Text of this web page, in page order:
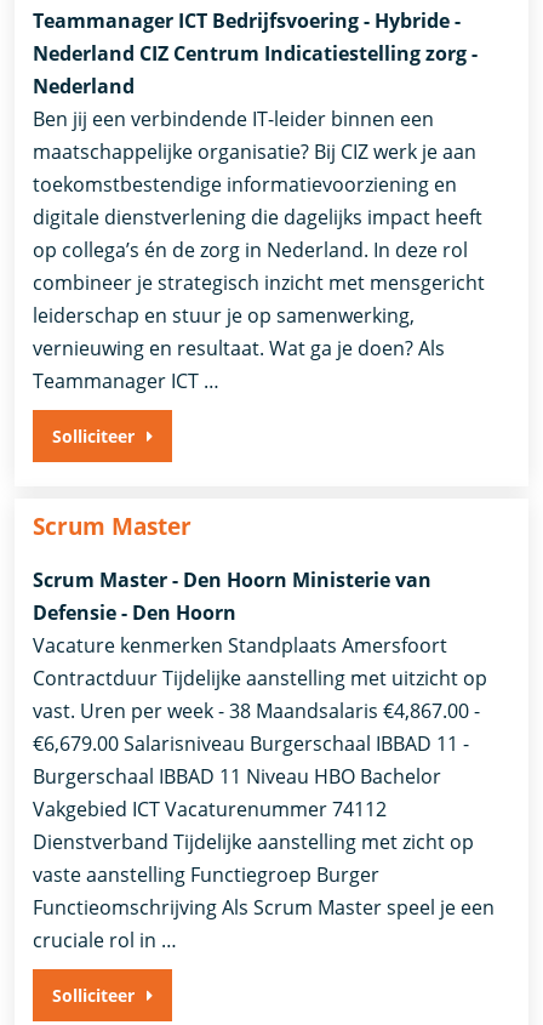
Teammanager ICT Bedrijfsvoering - Hybride -
Nederland CIZ Centrum Indicatiestelling zorg -
Nederland
Ben jij een verbindende IT-leider binnen een
maatschappelijke organisatie? Bij CIZ werk je aan
toekomstbestendige informatievoorziening en
digitale dienstverlening die dagelijks impact heeft
op collega’s én de zorg in Nederland. In deze rol
combineer je strategisch inzicht met mensgericht
leiderschap en stuur je op samenwerking,
vernieuwing en resultaat. Wat ga je doen? Als
Teammanager ICT …
Solliciteer
Scrum Master
Scrum Master - Den Hoorn Ministerie van
Defensie - Den Hoorn
Vacature kenmerken Standplaats Amersfoort
Contractduur Tijdelijke aanstelling met uitzicht op
vast. Uren per week - 38 Maandsalaris €4,867.00 -
€6,679.00 Salarisniveau Burgerschaal IBBAD 11 -
Burgerschaal IBBAD 11 Niveau HBO Bachelor
Vakgebied ICT Vacaturenummer 74112
Dienstverband ​Tijdelijke aanstelling met zicht op
vaste aanstelling​ Functiegroep Burger
Functieomschrijving Als Scrum Master speel je een
cruciale rol in …
Solliciteer